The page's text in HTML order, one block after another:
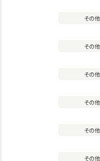
その他
その他
その他
その他
その他
その他